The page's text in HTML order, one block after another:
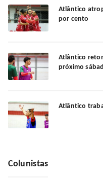
Atlântico
por cento
Atlântico
próximo
Atlântico
Colunistas